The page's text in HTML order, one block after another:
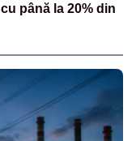
până la 20% din